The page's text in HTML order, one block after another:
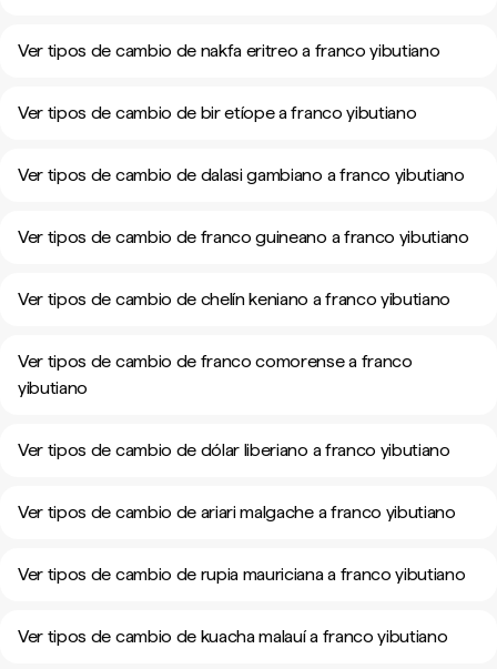
Ver tipos de cambio de nakfa eritreo a franco yibutiano
Ver tipos de cambio de bir etíope a franco yibutiano
Ver tipos de cambio de dalasi gambiano a franco yibutiano
Ver tipos de cambio de franco guineano a franco yibutiano
Ver tipos de cambio de chelín keniano a franco yibutiano
Ver tipos de cambio de franco comorense a franco
yibutiano
Ver tipos de cambio de dólar liberiano a franco yibutiano
Ver tipos de cambio de ariari malgache a franco yibutiano
Ver tipos de cambio de rupia mauriciana a franco yibutiano
Ver tipos de cambio de kuacha malauí a franco yibutiano